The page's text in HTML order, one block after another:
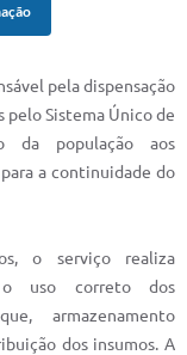
pela dispensação
Sistema Único de
da população aos
a continuidade do
o serviço realiza
o uso correto dos
armazenamento
dos insumos. A